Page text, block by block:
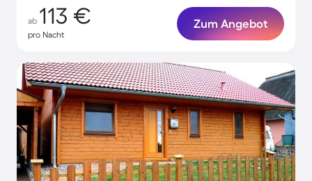
ab 113 €
pro Nacht
Zum Angebot